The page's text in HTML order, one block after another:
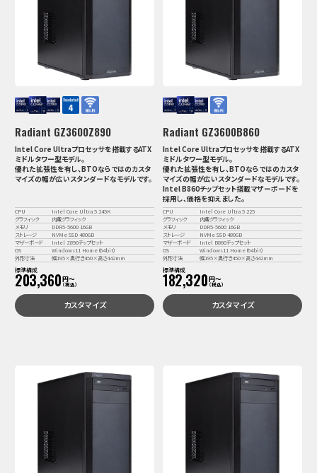
Radiant GZ3600Z890
Intel Core Ultraプロセッサを搭載するATX
ミドルタワー型モデル。
優れた拡張性を有し、BTOならではのカスタ
マイズの幅が広いスタンダードなモデルです。
CPU
Intel Core Ultra 5 245K
グラフィック
内蔵グラフィック
メモリ
DDR5-5600 16GB
ストレージ
NVMe SSD 480GB
マザーボード
Intel Z890チップセット
OS
Windows11 Home（64bit）
外形寸法
幅195×奥行き450×高さ442mm
標準構成
203,360円〜
（税込）
カスタマイズ
Radiant GZ3600B860
Intel Core Ultraプロセッサを搭載するATX
ミドルタワー型モデル。
優れた拡張性を有し、BTOならではのカスタ
マイズの幅が広いスタンダードなモデルです。
Intel B860チップセット搭載マザーボードを
採用し、価格を抑えました。
CPU
Intel Core Ultra 5 225
グラフィック
内蔵グラフィック
メモリ
DDR5-5600 16GB
ストレージ
NVMe SSD 480GB
マザーボード
Intel B860チップセット
OS
Windows11 Home（64bit）
外形寸法
幅195×奥行き450×高さ442mm
標準構成
182,320円〜
（税込）
カスタマイズ